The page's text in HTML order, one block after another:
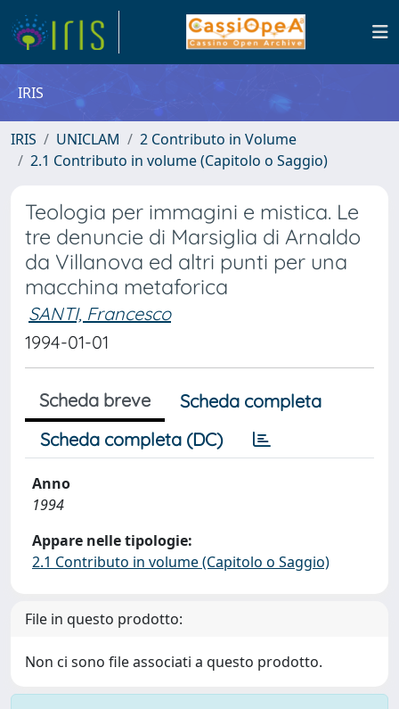
IRIS
IRIS UNICLAM
2 Contributo in Volume
2.1 Contributo in volume (Capitolo o Saggio)
Teologia per immagini e mistica. Le
tre denuncie di Marsiglia di Arnaldo
da Villanova ed altri punti per una
macchina metaforica
SANTI, Francesco
1994-01-01
Scheda breve
Scheda completa
Scheda completa (DC)
Anno
1994
Appare nelle tipologie:
2.1 Contributo in volume (Capitolo o Saggio)
File in questo prodotto:
Non ci sono file associati a questo prodotto.